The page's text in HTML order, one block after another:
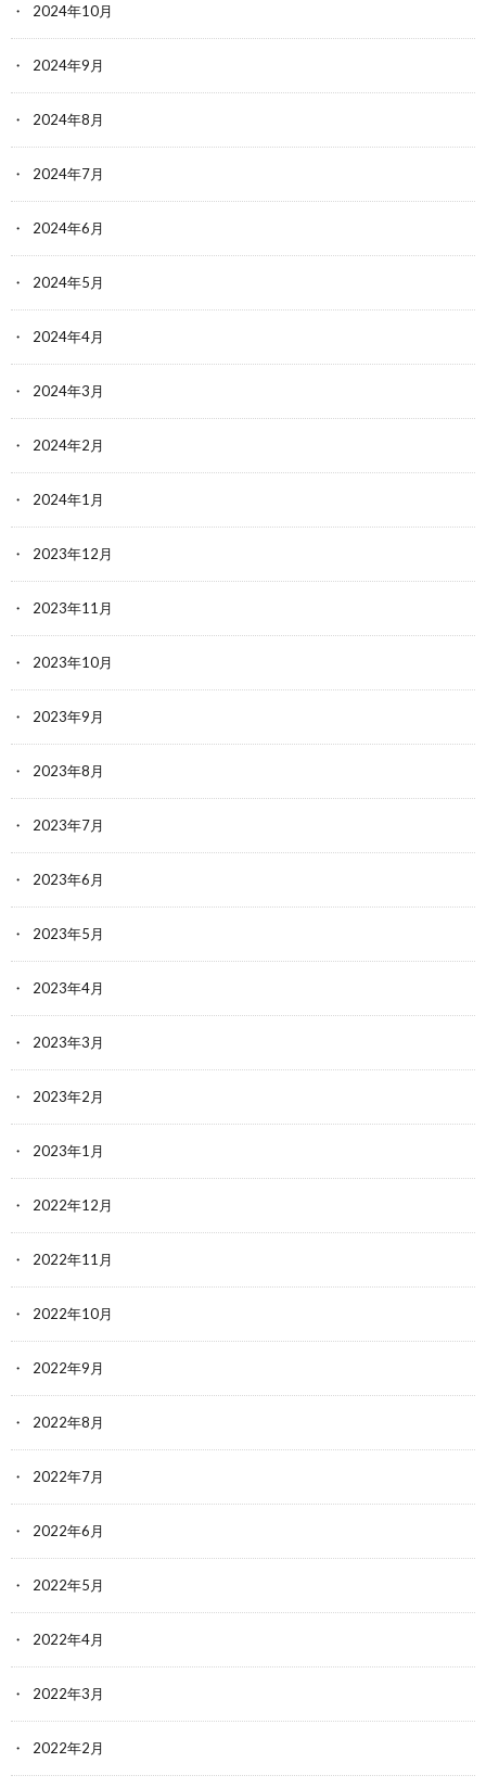
2024年10月
2024年9月
2024年8月
2024年7月
2024年6月
2024年5月
2024年4月
2024年3月
2024年2月
2024年1月
2023年12月
2023年11月
2023年10月
2023年9月
2023年8月
2023年7月
2023年6月
2023年5月
2023年4月
2023年3月
2023年2月
2023年1月
2022年12月
2022年11月
2022年10月
2022年9月
2022年8月
2022年7月
2022年6月
2022年5月
2022年4月
2022年3月
2022年2月